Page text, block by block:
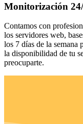
Monitorización
Contamos con
los servidores web,
los 7 días de la semana
la disponibilidad de tu
preocuparte.